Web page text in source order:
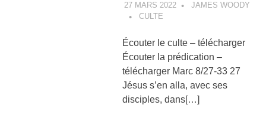
27 MARS 2022
JAMES WOODY
CULTE
Écouter le culte – télécharger
Écouter la prédication –
télécharger Marc 8/27-33 27
Jésus s’en alla, avec ses
disciples, dans[…]